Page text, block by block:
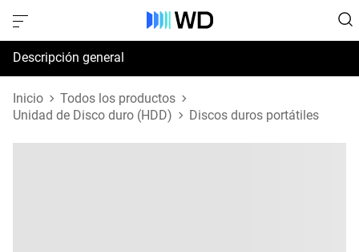
Descripción general
Especificaciones
Inicio
Todos los productos
Unidad de Disco duro (HDD)
Discos duros portátiles